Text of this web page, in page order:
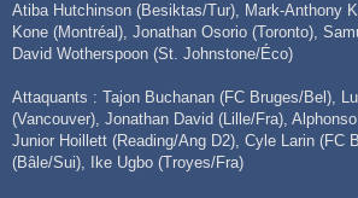
Atiba Hutchinson (Besiktas/Tur), Mark-Anthony
Kone (Montréal), Jonathan Osorio (Toronto),
David Wotherspoon (St. Johnstone/Éco)
Attaquants : Tajon Buchanan (FC Bruges/Bel),
(Vancouver), Jonathan David (Lille/Fra),
Junior Hoillett (Reading/Ang D2), Cyle Larin (FC
(Bâle/Sui), Ike Ugbo (Troyes/Fra)